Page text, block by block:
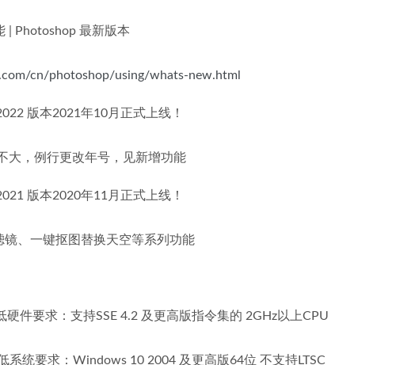
| Photoshop 最新版本
cn/photoshop/using/whats-new.html
版本2021年10月正式上线！
大，例行更改年号，见新增功能
版本2020年11月正式上线！
镜、一键抠图替换天空等系列功能
硬件要求：支持SSE 4.2 及更高版指令集的 2GHz以上CPU
系统要求：Windows 10 2004 及更高版64位 不支持LTSC